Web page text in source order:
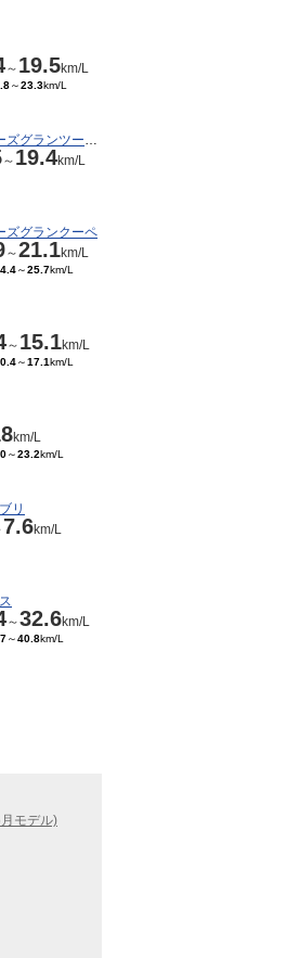
～ 19.5km/L
～23.3km/L
ＢＭＷ 3シリーズグランツーリスモ
～ 19.4km/L
ズグランクーペ
～21.1km/L
～25.7km/L
～ 15.1km/L
～17.1km/L
km/L
～23.2km/L
リ
7.6km/L
～32.6km/L
～40.8km/L
モデル)